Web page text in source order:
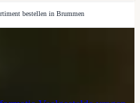
bestellen in Brummen